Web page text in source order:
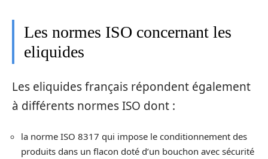
Les normes ISO concernant les
eliquides
Les eliquides français répondent également
à différents normes ISO dont :
la norme ISO 8317 qui impose le conditionnement des
produits dans un flacon doté d’un bouchon avec sécurité